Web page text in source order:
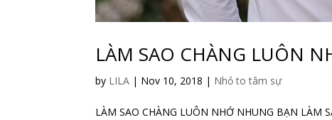
LÀM SAO CHÀNG LUÔN
by LILA | Nov 10, 2018 | Nhỏ to tâm sự
LÀM SAO CHÀNG LUÔN NHỚ NHUNG BẠN